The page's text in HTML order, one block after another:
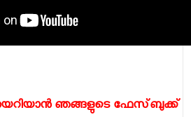
ഞങ്ങളുടെ ഫേസ്‌ബുക്ക്‌